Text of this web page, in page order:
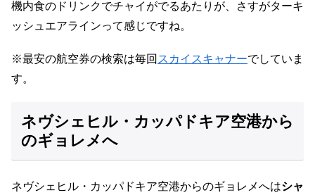
機内食のドリンクでチャイがでるあたりが、さすがターキ
ッシュエアラインって感じですね。
※最安の航空券の検索は毎回 スカイスキャナーでしていま
す。
ネヴシェヒル・カッパドキア空港から
のギョレメへ
ネヴシェヒル・カッパドキア空港からのギョレメへはシャ